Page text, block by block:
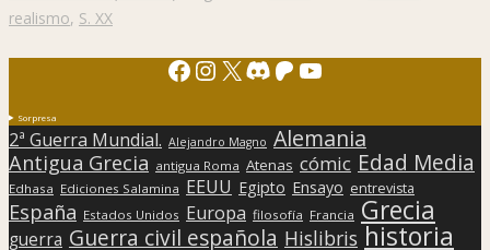
realismo, S. XX
Facebook
Instagram
X Discord
Patreon
YouTube
Sorpresa
2ª Guerra Mundial. Alejandro Magno Alemania
Antigua Grecia antigua Roma Atenas cómic Edad Media
Edhasa Ediciones Salamina EEUU Egipto Ensayo entrevista
España Estados Unidos Europa filosofía Francia Grecia
guerra Guerra civil española Hislibris historia